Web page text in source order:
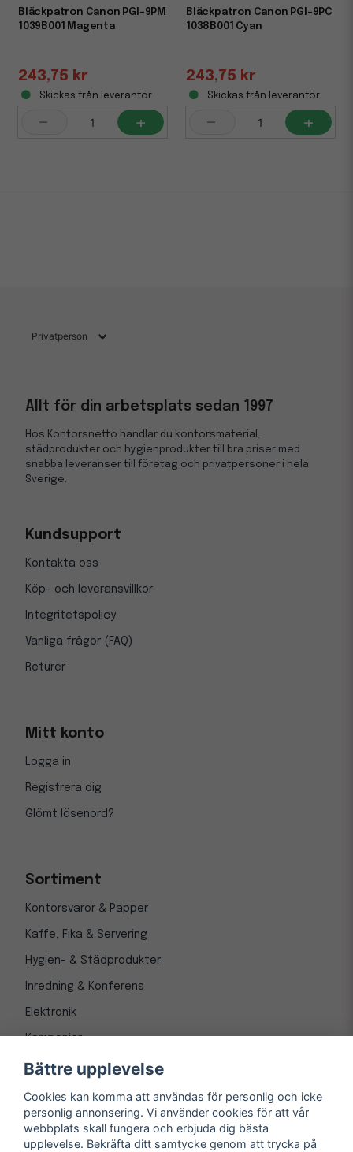
Bläckpatron Canon PGI-9PM
1039B001 Magenta
243,75 kr
Skickas från leverantör
- +
Bläckpatron Canon PGI-9PC
1038B001 Cyan
243,75 kr
Skickas från leverantör
- +
Allt för din arbetsplats sedan 1997
Hos Kontorsnetto handlar du kontorsmaterial,
städprodukter och hygienprodukter till bra priser med
snabba leveranser till företag och privatpersoner i hela
Sverige.
Kundsupport
Kontakta oss
Köp- och leveransvillkor
Integritetspolicy
Vanliga frågor (FAQ)
Returer
Mitt konto
Logga in
Registrera dig
Glömt lösenord?
Sortiment
Kontorsvaror & Papper
Kaffe, Fika & Servering
Hygien- & Städprodukter
Inredning & Konferens
Elektronik
Kampanjer
Bättre upplevelse
Cookies kan komma att användas för personlig och icke
personlig annonsering. Vi använder cookies för att vår
webbplats skall fungera och erbjuda dig bästa
upplevelse. Bekräfta ditt samtycke genom att trycka på